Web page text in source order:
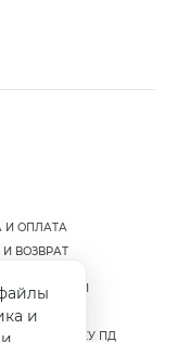
И ОПЛАТА
И ВОЗВРАТ
ОФЕРТА
НА ОБРАБОТКУ ПД
и